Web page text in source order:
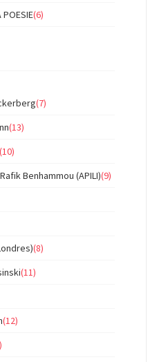
POESIE(6)
(7)
(13)
(10)
Benhammou (APILI)(9)
(8)
(11)
(12)